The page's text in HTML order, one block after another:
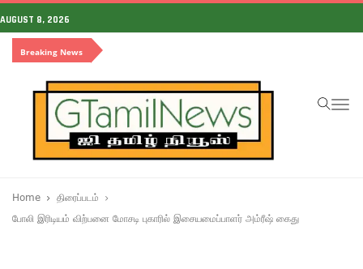
AUGUST 8, 2026
Breaking News
Home
திரைப்படம்
போலி இரிடியம் விற்பனை மோசடி புகாரில் இசையமைப்பாளர் அம்ரீஷ் கைது